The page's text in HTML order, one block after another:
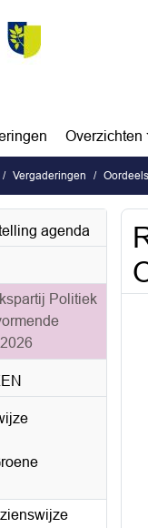
Overzichten
Vergaderingen
agenda
Politiek